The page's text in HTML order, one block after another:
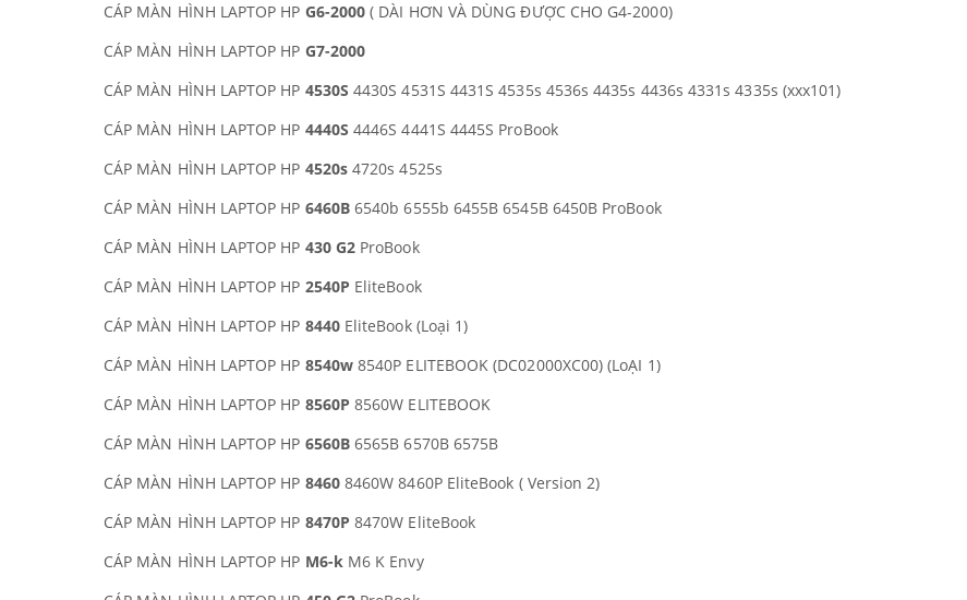
CÁP MÀN HÌNH LAPTOP HP G6-2000 ( DÀI HƠN VÀ DÙNG ĐƯỢC CHO G4-2000)
CÁP MÀN HÌNH LAPTOP HP G7-2000
CÁP MÀN HÌNH LAPTOP HP 4530S 4430S 4531S 4431S 4535s 4536s 4435s 4436s 4331s 4335s (xxx101)
CÁP MÀN HÌNH LAPTOP HP 4440S 4446S 4441S 4445S ProBook
CÁP MÀN HÌNH LAPTOP HP 4520s4720s 4525s
CÁP MÀN HÌNH LAPTOP HP 6460B6540b 6555b 6455B 6545B 6450B ProBook
CÁP MÀN HÌNH LAPTOP HP 430 G2 ProBook
CÁP MÀN HÌNH LAPTOP HP 2540P EliteBook
CÁP MÀN HÌNH LAPTOP HP 8440EliteBook (Loại 1)
CÁP MÀN HÌNH LAPTOP HP 8540w8540P ELITEBOOK (DC02000XC00) (LoẠI 1)
CÁP MÀN HÌNH LAPTOP HP 8560P 8560W ELITEBOOK
CÁP MÀN HÌNH LAPTOP HP 6560B6565B 6570B 6575B
CÁP MÀN HÌNH LAPTOP HP 84608460W 8460P EliteBook ( Version 2)
CÁP MÀN HÌNH LAPTOP HP 8470P 8470W EliteBook
CÁP MÀN HÌNH LAPTOP HP M6-kM6 K Envy